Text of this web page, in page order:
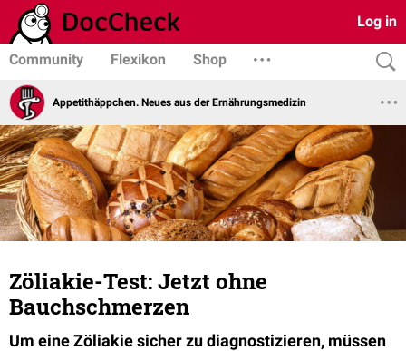
Log in
Community Flexikon Shop
Appetithäppchen. Neues aus der Ernährungsmedizin
Zöliakie-Test: Jetzt ohne
Bauchschmerzen
Um eine Zöliakie sicher zu diagnostizieren, müssen